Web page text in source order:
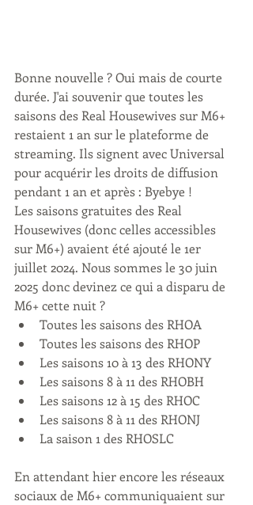
Bonne nouvelle ? Oui mais de courte
durée. J'ai souvenir que toutes les
saisons des Real Housewives sur M6+
restaient 1 an sur le plateforme de
streaming. Ils signent avec Universal
pour acquérir les droits de diffusion
pendant 1 an et après : Byebye !
Les saisons gratuites des Real
Housewives (donc celles accessibles
sur M6+) avaient été ajouté le 1er
juillet 2024. Nous sommes le 30 juin
2025 donc devinez ce qui a disparu de
M6+ cette nuit ?
Toutes les saisons des RHOA
Toutes les saisons des RHOP
Les saisons 10 à 13 des RHONY
Les saisons 8 à 11 des RHOBH
Les saisons 12 à 15 des RHOC
Les saisons 8 à 11 des RHONJ
La saison 1 des RHOSLC
En attendant hier encore les réseaux
sociaux de M6+ communiquaient sur